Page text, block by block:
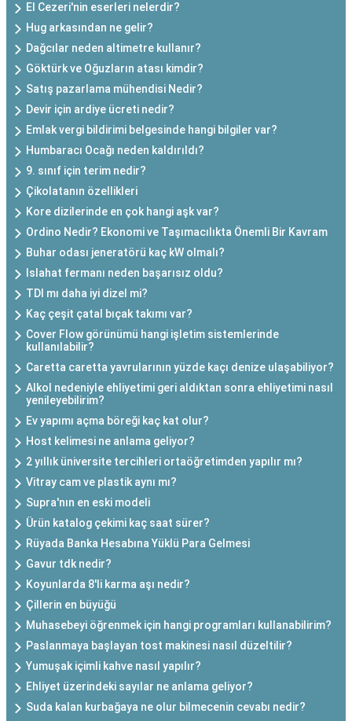
El Cezeri'nin eserleri nelerdir?
Hug arkasından ne gelir?
Dağcılar neden altimetre kullanır?
Göktürk ve Oğuzların atası kimdir?
Satış pazarlama mühendisi Nedir?
Devir için ardiye ücreti nedir?
Emlak vergi bildirimi belgesinde hangi bilgiler var?
Humbaracı Ocağı neden kaldırıldı?
9. sınıf için terim nedir?
Çikolatanın özellikleri
Kore dizilerinde en çok hangi aşk var?
Ordino Nedir? Ekonomi ve Taşımacılıkta Önemli Bir Kavram
Buhar odası jeneratörü kaç kW olmalı?
Islahat fermanı neden başarısız oldu?
TDI mı daha iyi dizel mi?
Kaç çeşit çatal bıçak takımı var?
Cover Flow görünümü hangi işletim sistemlerinde
kullanılabilir?
Caretta caretta yavrularının yüzde kaçı denize ulaşabiliyor?
Alkol nedeniyle ehliyetimi geri aldıktan sonra ehliyetimi nasıl
yenileyebilirim?
Ev yapımı açma böreği kaç kat olur?
Host kelimesi ne anlama geliyor?
2 yıllık üniversite tercihleri ortaöğretimden yapılır mı?
Vitray cam ve plastik aynı mı?
Supra'nın en eski modeli
Ürün katalog çekimi kaç saat sürer?
Rüyada Banka Hesabına Yüklü Para Gelmesi
Gavur tdk nedir?
Koyunlarda 8'li karma aşı nedir?
Çillerin en büyüğü
Muhasebeyi öğrenmek için hangi programları kullanabilirim?
Paslanmaya başlayan tost makinesi nasıl düzeltilir?
Yumuşak içimli kahve nasıl yapılır?
Ehliyet üzerindeki sayılar ne anlama geliyor?
Suda kalan kurbağaya ne olur bilmecenin cevabı nedir?